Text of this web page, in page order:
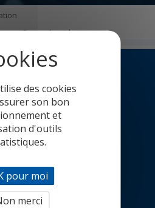
le widget.
des cookies
son bon
et
d'outils
pour moi
merci